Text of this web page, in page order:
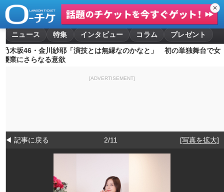
✕
ニュース 特集 インタビュー コラム
プレゼント
乃木坂46・金川紗耶「演技とは無縁なのかなと」 初の単独舞台で女
優業にさらなる意欲
[ADVERTISEMENT]
◀ 記事に戻る 2/11 [写真を拡大]